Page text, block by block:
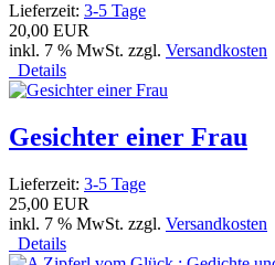
Lieferzeit: 3-5 Tage
20,00 EUR
inkl. 7 % MwSt. zzgl. Versandkosten
Details
Gesichter einer Frau
Lieferzeit: 3-5 Tage
25,00 EUR
inkl. 7 % MwSt. zzgl. Versandkosten
Details